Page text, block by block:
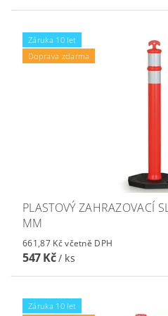
Záruka 10 let
Doprava zdarma
PLASTOVÝ ZAHRAZOVACÍ
MM
661,87 Kč včetně DPH
547 Kč/ ks
Záruka 10 let